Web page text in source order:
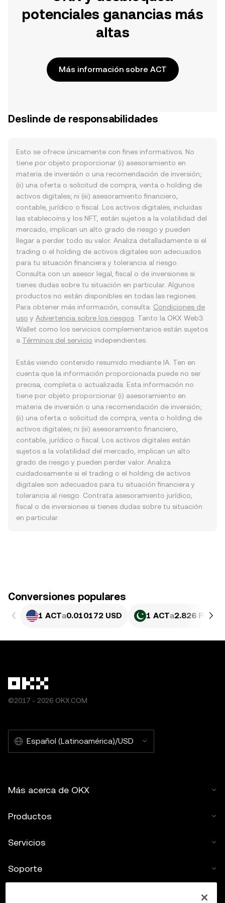
potenciales ganancias más
altas
Más información sobre ACT
Deslinde de responsabilidades
Esto se ofrece únicamente con fines informativos. No
tiene por objeto proporcionar (i) asesoramiento en
materia de inversión o una recomendación de inversión;
(ii) una oferta o solicitud de compra, venta o holding de
activos digitales; ni (iii) asesoramiento financiero,
contable, jurídico o fiscal. Los activos digitales, incluidas
las stablecoins y los NFT, están sujetos a la volatilidad del
mercado, implican un alto grado de riesgo y pueden
llegar a perder todo su valor. Analiza detalladamente si el
trading o el holding de activos digitales son adecuados
para tu situación financiera y tolerancia al riesgo.
Consulta con un asesor legal, fiscal o de inversiones si
tienes dudas sobre tu situación en particular. Algunos
productos no están disponibles en todas las regiones.
Para obtener más información, consulta: Condiciones de
uso y Advertencia sobre los riesgos . Tanto la OKX Web3
Wallet como los servicios complementarios están sujetos
a Términos del servicio independientes.
Estás viendo contenido resumido mediante IA. Ten en
cuenta que la información proporcionada puede no ser
precisa, completa o actualizada. Esta información no
tiene por objeto proporcionar (i) asesoramiento en
materia de inversión o una recomendación de inversión;
(ii) una oferta o solicitud de compra, venta o holding de
activos digitales; ni (iii) asesoramiento financiero,
contable, jurídico o fiscal. Los activos digitales están
sujetos a la volatilidad del mercado, implican un alto
grado de riesgo y pueden perder valor. Analiza
cuidadosamente si el trading o el holding de activos
digitales son adecuados para tu situación financiera y
tolerancia al riesgo. Contrata asesoramiento jurídico,
fiscal o de inversiones si tienes dudas sobre tu situación
en particular.
Conversiones populares
1 ACTa0.010172 USD 1 ACTa2.826 PKR
©2017 - 2026 OKX.COM
Español (Latinoamérica)/USD
Más acerca de OKX
Productos
Servicios
Soporte